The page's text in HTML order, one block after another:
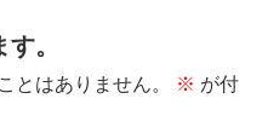
。
とはありません。 ※ が付